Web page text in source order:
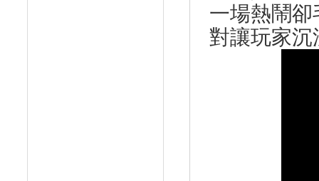
一場熱鬧
對讓玩家